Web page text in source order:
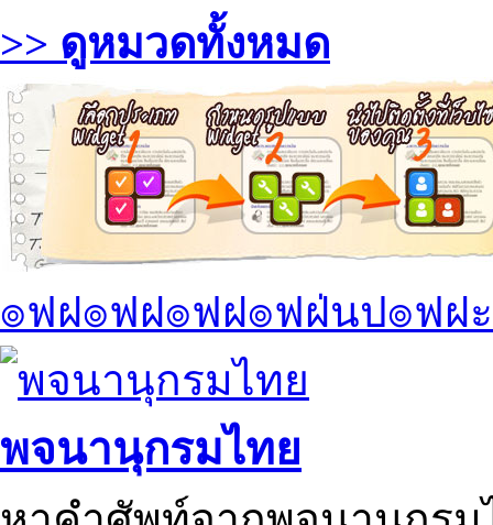
>> ดูหมวดทั้งหมด
๏ฟฝ๏ฟฝ๏ฟฝ๏ฟฝ่นป๏ฟฝ
พจนานุกรมไทย